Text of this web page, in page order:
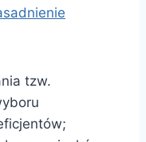
tzw.